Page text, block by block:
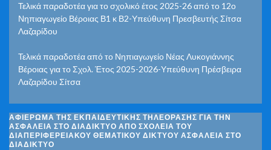
Τελικά παραδοτέα για το σχολικό έτος 2025-26 από το 12ο
Νηπιαγωγείο Βέροιας Β1 κ Β2-Υπεύθυνη Πρεσβευτής Σίτσα
Λαζαρίδου
Τελικά παραδοτέα από το Νηπιαγωγείο Νέας Λυκογιάννης
Βέροιας για το Σχολ. Έτος 2025-2026-Υπεύθυνη Πρέσβειρα
Λαζαρίδου Σίτσα
ΑΦΙΈΡΩΜΑ ΤΗΣ ΕΚΠΑΙΔΕΥΤΙΚΉΣ ΤΗΛΕΌΡΑΣΗΣ ΓΙΑ ΤΗΝ
ΑΣΦΆΛΕΙΑ ΣΤΟ ΔΙΑΔΊΚΤΥΟ ΑΠΌ ΣΧΟΛΕΊΑ ΤΟΥ
ΔΙΑΠΕΡΙΦΕΡΕΙΑΚΟΎ ΘΕΜΑΤΙΚΟΎ ΔΙΚΤΎΟΥ ΑΣΦΆΛΕΙΑ ΣΤΟ
ΔΙΑΔΊΚΤΥΟ